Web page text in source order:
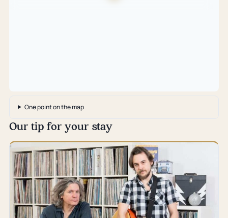
One point on the map
Our tip for your stay